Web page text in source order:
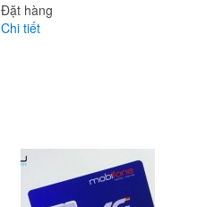
Đặt hàng
Chi tiết